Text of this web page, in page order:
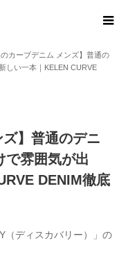
のカーブデニム メンズ】普通の
しい一本｜KELEN CURVE
ズ】普通のデニ
で雰囲気が出
DENIM徹底
（ディスカバリー）」の